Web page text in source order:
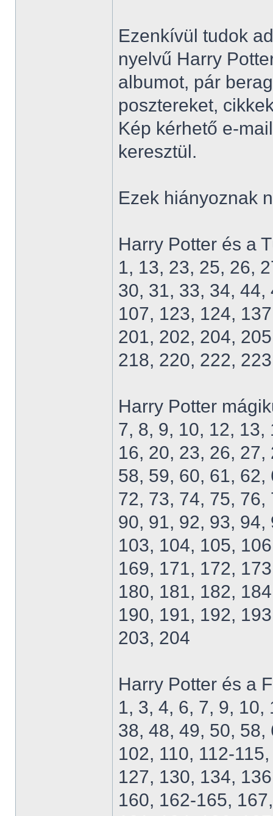
Ezenkívül tudok
nyelvű Harry
albumot, pár
posztereket,
Kép kérhető e-
keresztül.
Ezek hiányoznak
Harry Potter és a
1, 13, 23, 25, 26,
30, 31, 33, 34,
107, 123, 124,
201, 202, 204,
218, 220, 222,
Harry Potter
7, 8, 9, 10, 12, 13,
16, 20, 23, 26,
58, 59, 60, 61,
72, 73, 74, 75,
90, 91, 92, 93,
103, 104, 105,
169, 171, 172,
180, 181, 182,
190, 191, 192,
203, 204
Harry Potter és a
1, 3, 4, 6, 7, 9,
38, 48, 49, 50,
102, 110, 112-
127, 130, 134,
160, 162-165,